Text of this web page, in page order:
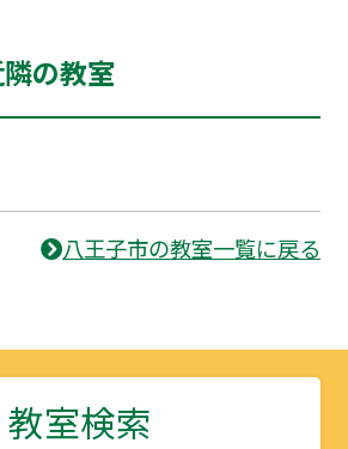
の教室
八王子市の教室一覧に戻る
教室検索